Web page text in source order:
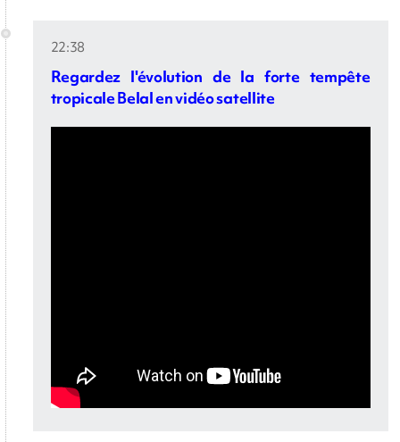
22:38
Regardez l'évolution de la forte tempête
tropicale Belal en vidéo satellite